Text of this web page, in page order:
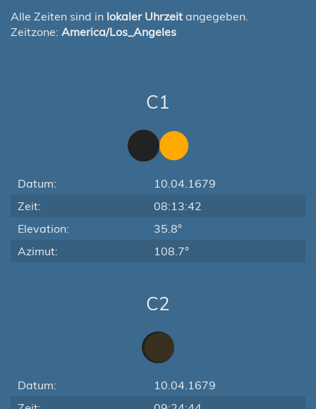
Alle Zeiten sind in lokaler Uhrzeit angegeben.
Zeitzone: America/Los_Angeles
C1
Datum:
10.04.1679
Zeit:
08:13:42
Elevation:
35.8°
Azimut:
108.7°
C2
Datum:
10.04.1679